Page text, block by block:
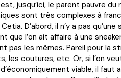
jusqu’ici, le parent pauvre
sont très complexes à
D’abord, il n’y a pas
que l’on ait affaire à une
pas les mêmes. Pareil pour la
les coutures, etc. Or, si l’on
viable, il